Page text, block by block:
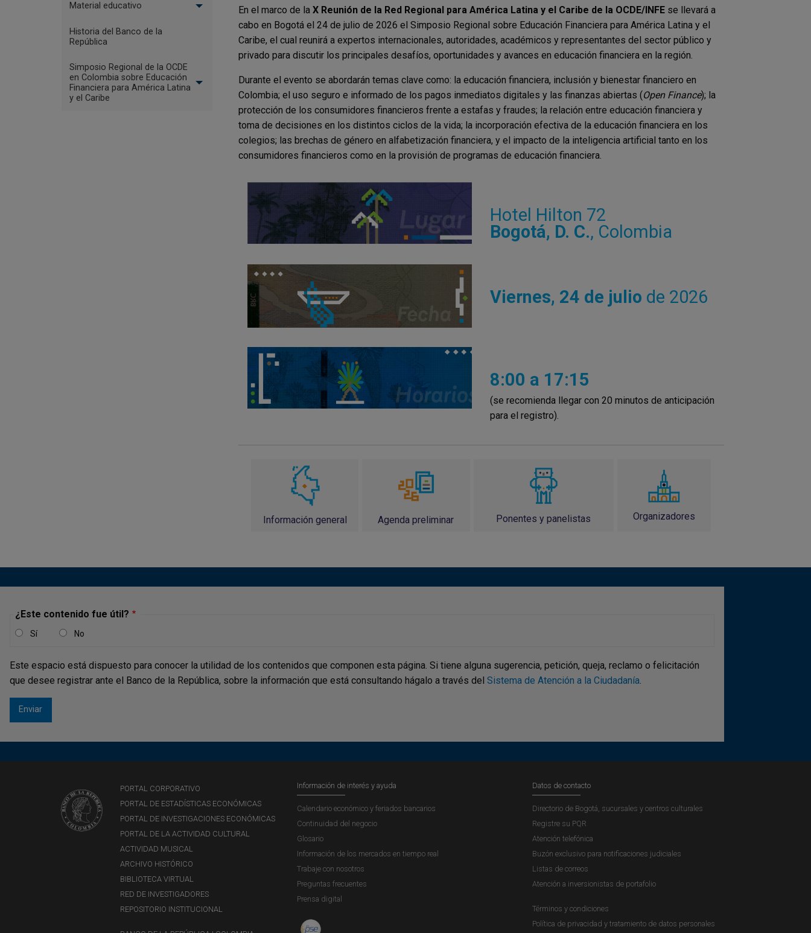
En el marco de la X Reunión de la Red Regional para América Latina y el Caribe de la OCDE/INFEse llevará a
cabo en Bogotá el 24 de julio de 2026 el Simposio Regional sobre Educación Financiera para América Latina y el
Caribe, el cual reunirá a expertos internacionales, autoridades, académicos y representantes del sector público y
privado para discutir los principales desafíos, oportunidades y avances en educación financiera en la región.
Durante el evento se abordarán temas clave como: la educación financiera, inclusión y bienestar financiero en
Colombia; el uso seguro e informado de los pagos inmediatos digitales y las finanzas abiertas (Open Finance); la
protección de los consumidores financieros frente a estafas y fraudes; la relación entre educación financiera y
toma de decisiones en los distintos ciclos de la vida; la incorporación efectiva de la educación financiera en los
colegios; las brechas de género en alfabetización financiera, y el impacto de la inteligencia artificial tanto en los
consumidores financieros como en la provisión de programas de educación financiera.
Hotel Hilton 72
Bogotá, D. C., Colombia
Viernes, 24 de julio de 2026
8:00 a 17:15
(se recomienda llegar con 20 minutos de anticipación
para el registro).
Información general Agenda preliminar Ponentes y panelistas Organizadores
Material educativo
Historia del Banco de la
República
Simposio Regional de la OCDE
en Colombia sobre Educación
Financiera para América Latina
y el Caribe
¿Este contenido fue útil?
Sí No
Este espacio está dispuesto para conocer la utilidad de los contenidos que componen esta página. Si tiene alguna sugerencia, petición, queja, reclamo o felicitación
que desee registrar ante el Banco de la República, sobre la información que está consultando hágalo a través del Sistema de Atención a la Ciudadanía.
PORTAL CORPORATIVO
PORTAL DE ESTADÍSTICAS ECONÓMICAS
PORTAL DE INVESTIGACIONES ECONÓMICAS
PORTAL DE LA ACTIVIDAD CULTURAL
ACTIVIDAD MUSICAL
ARCHIVO HISTÓRICO
BIBLIOTECA VIRTUAL
RED DE INVESTIGADORES
REPOSITORIO INSTITUCIONAL
Información de interés y ayuda
Calendario económico y feriados bancarios
Continuidad del negocio
Glosario
Información de los mercados en tiempo real
Trabaje con nosotros
Preguntas frecuentes
Prensa digital
Datos de contacto
Directorio de Bogotá, sucursales y centros culturales
Registre su PQR
Atención telefónica
Buzón exclusivo para notificaciones judiciales
Listas de correos
Atención a inversionistas de portafolio
Términos y condiciones
Política de privacidad y tratamiento de datos personales